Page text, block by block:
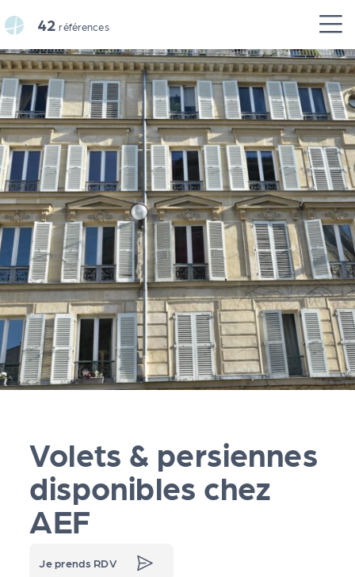
42 références
Volets & persiennes
disponibles chez
AEF
Je prends RDV